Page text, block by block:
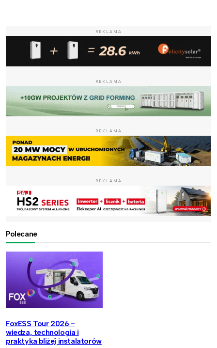
REKLAMA
REKLAMA
REKLAMA
REKLAMA
Polecane
FoxESS Tour 2026 -
wiedza, technologia i
praktyka bliżej instalatorów